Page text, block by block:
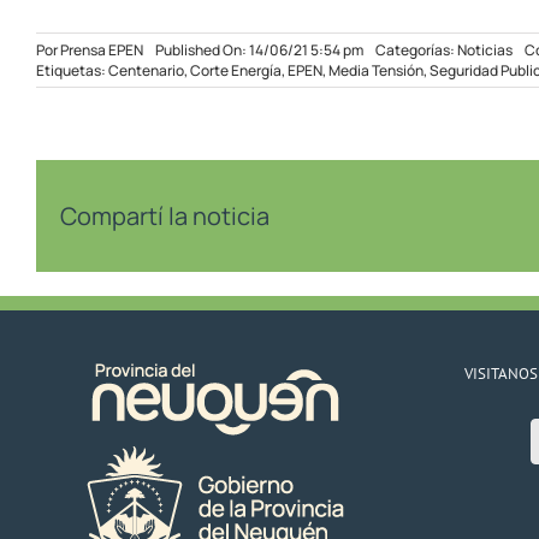
PorPrensa EPEN Published On: 14/06/21 5:54 pm Categorías:Noticias
Etiquetas:Centenario,Corte Energía,EPEN,Media Tensión,Seguridad
Compartí la noticia